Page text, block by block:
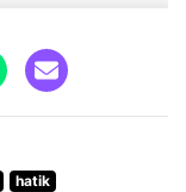
hatik